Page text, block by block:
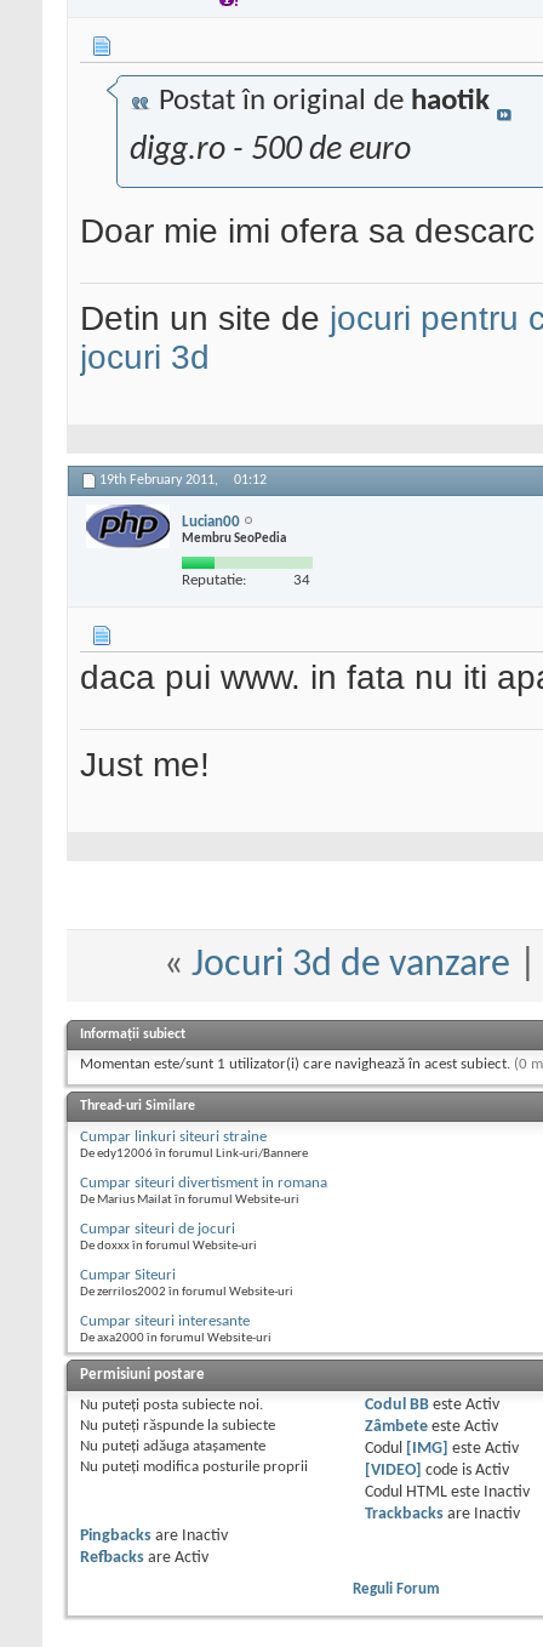
Postat în original de haotik
digg.ro - 500 de euro
Doar mie imi ofera sa
Detin un site de jocuri pentru
jocuri 3d
19th February 2011, 01:12
Lucian00
Membru SeoPedia
Reputatie: 34
daca pui www. in fata nu iti
Just me!
« Jocuri 3d de vanzare
Informații subiect
Momentan este/sunt 1 utilizator(i) care navighează în acest subiect. (0
Thread-uri Similare
Cumpar linkuri siteuri straine
De edy12006 în forumul Link-uri/Bannere
Cumpar siteuri divertisment in romana
De Marius Mailat în forumul Website-uri
Cumpar siteuri de jocuri
De doxxx în forumul Website-uri
Cumpar Siteuri
De zerrilos2002 în forumul Website-uri
Cumpar siteuri interesante
De axa2000 în forumul Website-uri
Permisiuni postare
Nu puteţi posta subiecte noi.
Nu puteţi răspunde la subiecte
Nu puteţi adăuga ataşamente
Nu puteţi modifica posturile proprii
Codul BBeste Activ
Zâmbeteeste Activ
Codul
[IMG] este Activ
[VIDEO]
code is Activ
Codul HTML este
Inactiv
Trackbacksare
Inactiv
Pingbacks are
Inactiv
Refbacks are Activ
Reguli Forum